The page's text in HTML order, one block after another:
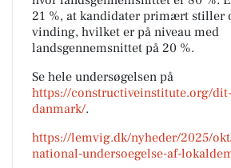
21 %, at kandidater primært stiller
vinding, hvilket er på niveau med
landsgennemsnittet på 20 %.
Se hele undersøgelsen på
https://constructiveinstitute.org/
danmark/.
https://lemvig.dk/nyheder/2025/
national-undersoegelse-af-